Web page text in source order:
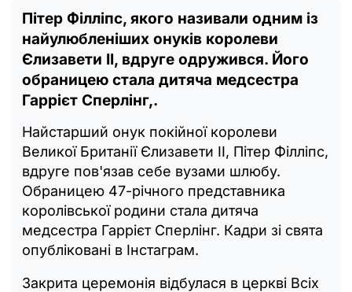
Пітер Філліпс, якого називали одним із
найулюбленіших онуків королеви
Єлизавети II, вдруге одружився. Його
обраницею стала дитяча медсестра
Гаррієт Сперлінг,.
Найстарший онук покійної королеви
Великої Британії Єлизавети II, Пітер Філліпс,
вдруге пов'язав себе вузами шлюбу.
Обраницею 47-річного представника
королівської родини стала дитяча
медсестра Гаррієт Сперлінг. Кадри зі свята
опубліковані в Інстаграм.
Закрита церемонія відбулася в церкві Всіх